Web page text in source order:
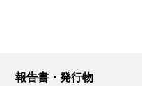
報告書・発行物